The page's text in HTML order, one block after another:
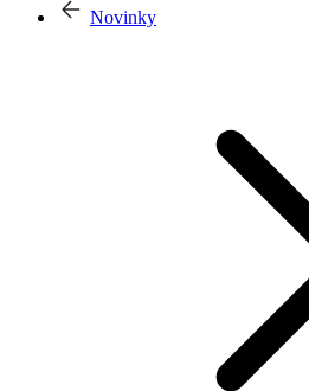
Novinky